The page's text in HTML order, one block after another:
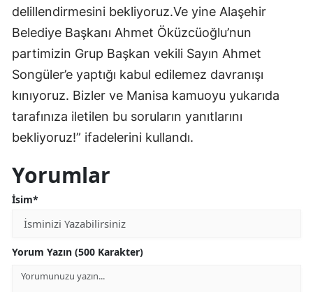
delillendirmesini bekliyoruz.Ve yine Alaşehir
Belediye Başkanı Ahmet Öküzcüoğlu’nun
partimizin Grup Başkan vekili Sayın Ahmet
Songüler’e yaptığı kabul edilemez davranışı
kınıyoruz. Bizler ve Manisa kamuoyu yukarıda
tarafınıza iletilen bu soruların yanıtlarını
bekliyoruz!” ifadelerini kullandı.
Yorumlar
İsim*
Yorum Yazın (500 Karakter)